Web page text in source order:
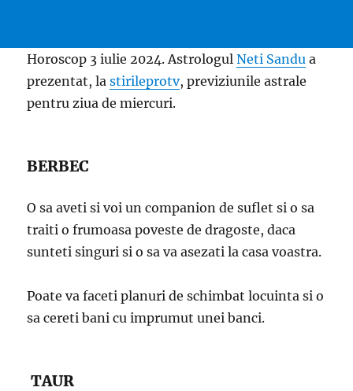
Horoscop 3 iulie 2024. AstrologulNeti Sandu a
prezentat, lastirileprotv, previziunile astrale
pentru ziua de miercuri.
BERBEC
O sa aveti si voi un companion de suflet si o sa
traiti o frumoasa poveste de dragoste, daca
sunteti singuri si o sa va asezati la casa voastra.
Poate va faceti planuri de schimbat locuinta si o
sa cereti bani cu imprumut unei banci.
TAUR